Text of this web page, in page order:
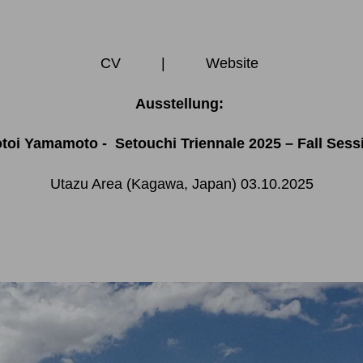
CV Website
Ausstellung:
Yamamoto- Setouchi Triennale 2025 – Fall
Utazu Area (Kagawa, Japan) 03.10.2025